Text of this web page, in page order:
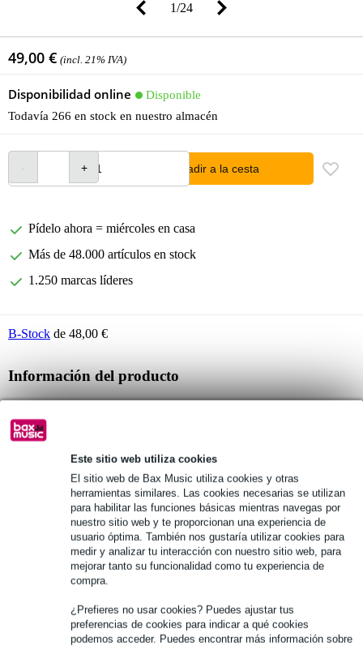
Este sitio web utiliza cookies
El sitio web de Bax Music utiliza cookies y otras
herramientas similares. Las cookies necesarias se utilizan
para habilitar las funciones básicas mientras navegas por
nuestro sitio web y te proporcionan una experiencia de
usuario óptima. También nos gustaría utilizar cookies para
medir y analizar tu interacción con nuestro sitio web, para
mejorar tanto su funcionalidad como tu experiencia de
compra.
¿Prefieres no usar cookies? Puedes ajustar tus
preferencias de cookies para indicar a qué cookies
podemos acceder. Puedes encontrar más información sobre
1/24
49,00 € (incl. 21% IVA)
Disponibilidad online
Disponible
Todavía 266 en stock en nuestro almacén
añadir a la cesta
Pídelo ahora = miércoles en casa
Más de 48.000 artículos en stock
1.250 marcas líderes
B-Stock de 48,00 €
Información del producto
auriculares over ear Devine PRO 4000
auricular cerrado
Especificaciones completas
Véase también (1)